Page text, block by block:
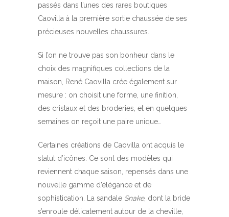
passés dans l’unes des rares boutiques
Caovilla à la première sortie chaussée de ses
précieuses nouvelles chaussures.
Si l’on ne trouve pas son bonheur dans le
choix des magnifiques collections de la
maison, René Caovilla crée également sur
mesure : on choisit une forme, une finition,
des cristaux et des broderies, et en quelques
semaines on reçoit une paire unique…
Certaines créations de Caovilla ont acquis le
statut d’icônes. Ce sont des modèles qui
reviennent chaque saison, repensés dans une
nouvelle gamme d’élégance et de
sophistication. La sandale Snake, dont la bride
s’enroule délicatement autour de la cheville,